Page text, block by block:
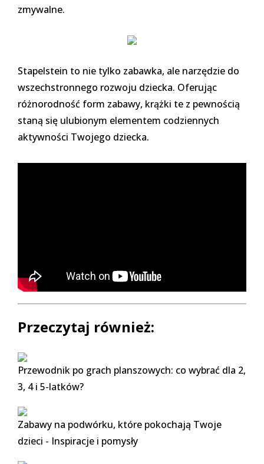
zmywalne.
Stapelstein to nie tylko zabawka, ale narzędzie do
wszechstronnego rozwoju dziecka. Oferując
różnorodność form zabawy, krążki te z pewnością
staną się ulubionym elementem codziennych
aktywności Twojego dziecka.
Przeczytaj również:
Przewodnik po grach planszowych: co wybrać dla 2,
3, 4 i 5-latków?
Zabawy na podwórku, które pokochają Twoje
dzieci - Inspiracje i pomysły